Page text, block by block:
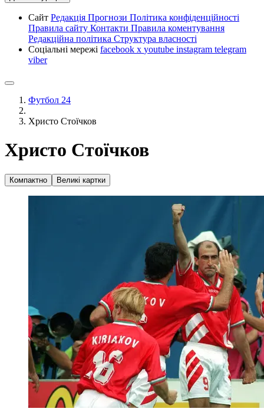
Сайт Редакція Прогнози Політика конфіденційності
Правила сайту Контакти Правила коментування
Редакційна політика Структура власності
Соціальні мережі facebook x youtube instagram telegram
viber
Футбол 24
Христо Стоїчков
Христо Стоїчков
Компактно Великі картки